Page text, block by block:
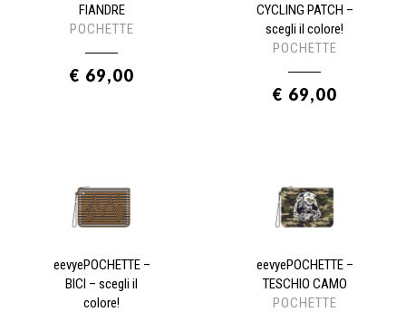
FIANDRE
POCHETTE
€ 69,00
CYCLING PATCH –
scegli il colore!
POCHETTE
€ 69,00
eevyePOCHETTE –
BICI – scegli il
colore!
eevyePOCHETTE –
TESCHIO CAMO
POCHETTE